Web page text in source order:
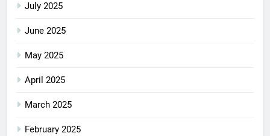
July 2025
June 2025
May 2025
April 2025
March 2025
February 2025